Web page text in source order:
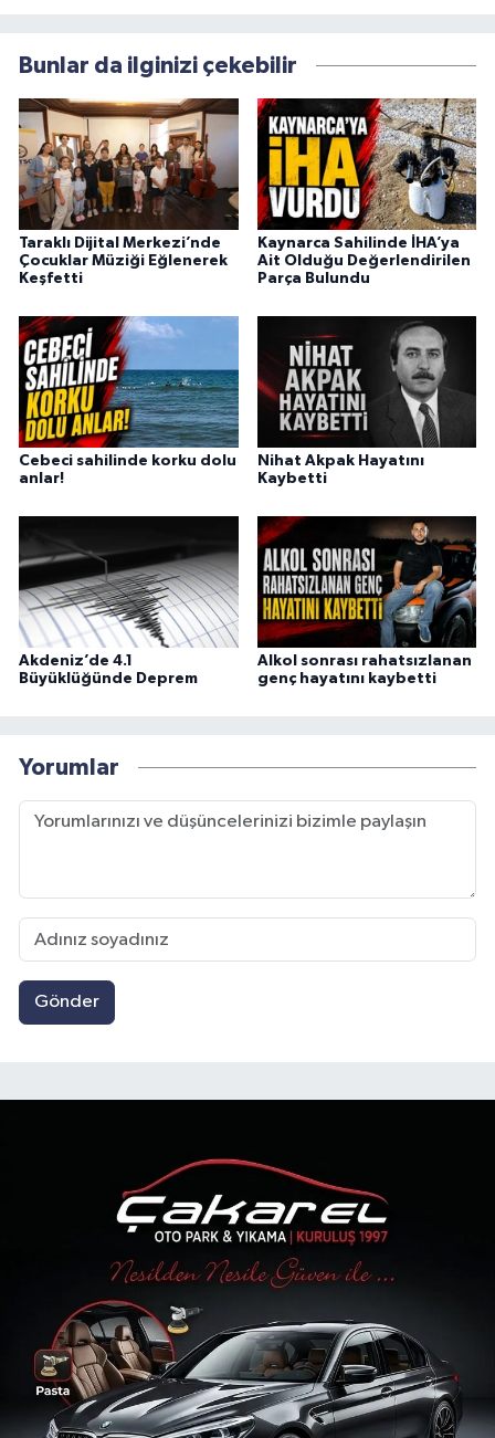
Bunlar da ilginizi çekebilir
Taraklı Dijital Merkezi’nde
Çocuklar Müziği Eğlenerek
Keşfetti
Kaynarca Sahilinde İHA’ya
Ait Olduğu Değerlendirilen
Parça Bulundu
Cebeci sahilinde korku dolu
anlar!
Nihat Akpak Hayatını
Kaybetti
Akdeniz’de 4.1
Büyüklüğünde Deprem
Alkol sonrası rahatsızlanan
genç hayatını kaybetti
Yorumlar
Gönder